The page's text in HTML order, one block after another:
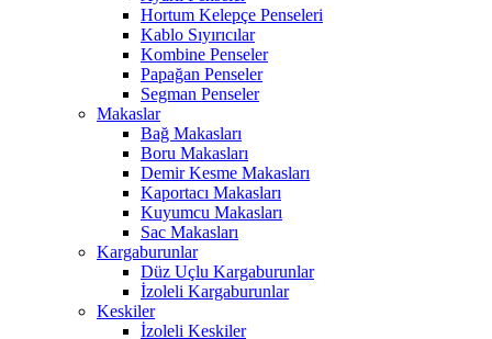
Hortum Kelepçe Penseleri
Kablo Sıyırıcılar
Kombine Penseler
Papağan Penseler
Segman Penseler
Makaslar
Bağ Makasları
Boru Makasları
Demir Kesme Makasları
Kaportacı Makasları
Kuyumcu Makasları
Sac Makasları
Kargaburunlar
Düz Uçlu Kargaburunlar
İzoleli Kargaburunlar
Keskiler
İzoleli Keskiler